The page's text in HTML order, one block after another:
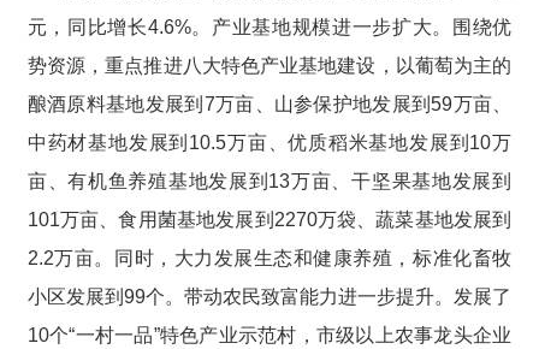
元，同比增长4.6%。产业基地规模进一步扩大。围绕优
势资源，重点推进八大特色产业基地建设，以葡萄为主的
酿酒原料基地发展到7万亩、山参保护地发展到59万亩、
中药材基地发展到10.5万亩、优质稻米基地发展到10万
亩、有机鱼养殖基地发展到13万亩、干坚果基地发展到
101万亩、食用菌基地发展到2270万袋、蔬菜基地发展到
2.2万亩。同时，大力发展生态和健康养殖，标准化畜牧
小区发展到99个。带动农民致富能力进一步提升。发展了
10个“一村一品”特色产业示范村，市级以上农事龙头企业